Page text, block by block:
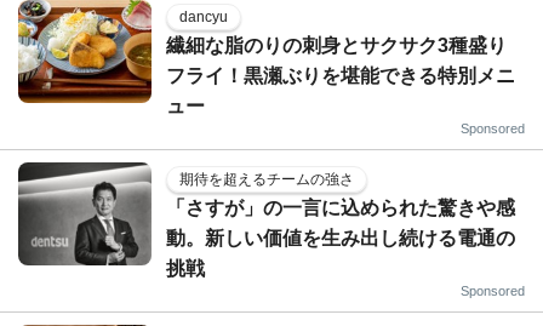
dancyu
繊細な脂のりの刺身とサクサク3種盛り
フライ！黒瀬ぶりを堪能できる特別メニ
ュー
Sponsored
期待を超えるチームの強さ
「さすが」の一言に込められた驚きや感
動。新しい価値を生み出し続ける電通の
挑戦
Sponsored